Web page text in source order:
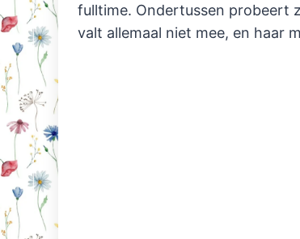
fulltime. Ondertussen probeert
valt allemaal niet mee, en haar